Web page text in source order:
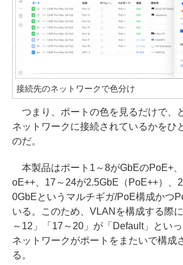
接続先のネットワークで色分け
つまり、ポートの色を見るだけで、
ネットワークに接続されているかをひ
のだ。
本製品はポート1～8がGbEのPoE+
oE++、17～24が2.5GbE（PoE++）、
0GbEというマルチギガ/PoE構成かつ
いる。このため、VLANを構成する際
～12」「17～20」が「Default」とい
ネットワークがポートをまたいで構成
る。